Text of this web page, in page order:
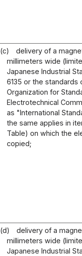
(c)
delivery of a
millimeters wide
Japanese Industrial
6135 or the standards
Organization for
Electrotechnical
as "International
the same applies in
Table) on which the
copied;
(d)
delivery of a
millimeters wide
Japanese Industrial